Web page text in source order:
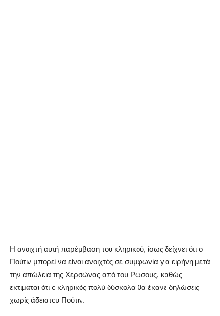
Η ανοιχτή αυτή παρέμβαση του κληρικού, ίσως δείχνει ότι ο
Πούτιν μπορεί να είναι ανοιχτός σε συμφωνία για ειρήνη μετά
την απώλεια της Χερσώνας από του Ρώσους, καθώς
εκτιμάται ότι ο κληρικός πολύ δύσκολα θα έκανε δηλώσεις
χωρίς άδειατου Πούτιν.